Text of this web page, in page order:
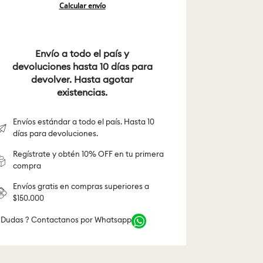
Calcular envío
Envío a todo el país y
devoluciones hasta 10 días para
devolver. Hasta agotar
existencias.
Envíos estándar a todo el país. Hasta 10
días para devoluciones.
Regístrate y obtén 10% OFF en tu primera
compra
Envíos gratis en compras superiores a
$150.000
Dudas ? Contactanos por Whatsapp